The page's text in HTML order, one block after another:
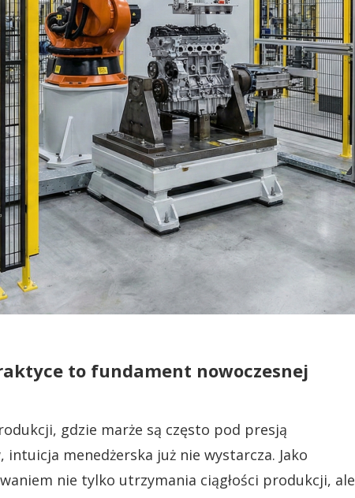
to fundament nowoczesnej
gdzie marże są często pod presją
menedżerska już nie wystarcza. Jako
nie tylko utrzymania ciągłości produkcji, ale